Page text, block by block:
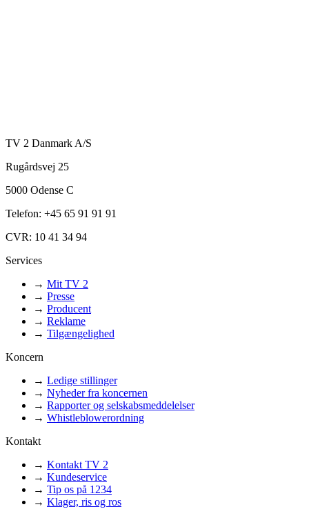
TV 2 Danmark A/S
Rugårdsvej 25
5000 Odense C
Telefon: +45 65 91 91 91
CVR: 10 41 34 94
Services
→ Mit TV 2
→ Presse
→ Producent
→ Reklame
→ Tilgængelighed
Koncern
→ Ledige stillinger
→ Nyheder fra koncernen
→ Rapporter og selskabsmeddelelser
→ Whistleblowerordning
Kontakt
→ Kontakt TV 2
→ Kundeservice
→ Tip os på 1234
→ Klager, ris og ros